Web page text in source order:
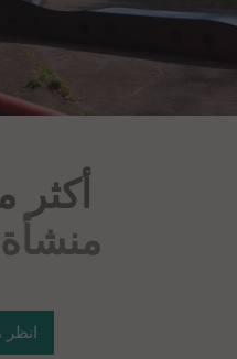
أكثر
انظر